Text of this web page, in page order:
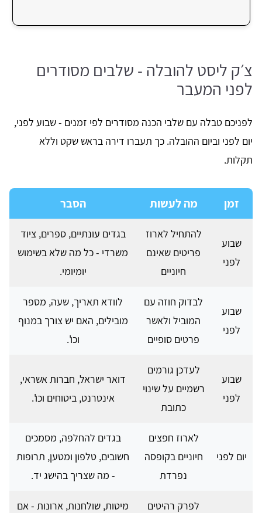
צ׳ק ליסט להובלה - שלבים מסודרים
לפני המעבר
לפניכם טבלה עם שלבי הכנה מסודרים לפי זמנים - שבוע לפני,
יום לפני וביום ההובלה. כך תעברו דירה בראש שקט וללא
תקלות.
זמן מה לעשות הסבר
שבוע
לפני
להתחיל לארוז
פריטים שאינם
חיוניים
בגדים עונתיים, ספרים, ציוד
משרדי - כל מה שלא בשימוש
יומיומי.
שבוע
לפני
לבדוק חוזה עם
המוביל ולאשר
פרטים סופיים
לוודא תאריך, שעה, מספר
מובילים, האם יש צורך במנוף
וכו'.
שבוע
לפני
לעדכן גורמים
רשמיים על שינוי
כתובת
דואר ישראל, חברות אשראי,
אינטרנט, ביטוחים וכו'.
יום לפני
לארוז חפצים
חיוניים בקופסה
נפרדת
בגדים להחלפה, מסמכים
חשובים, טלפון ומטען, תרופות
- מה שצריך בהישג יד.
לפרק רהיטים
מיטות, שולחנות, ארונות - אם